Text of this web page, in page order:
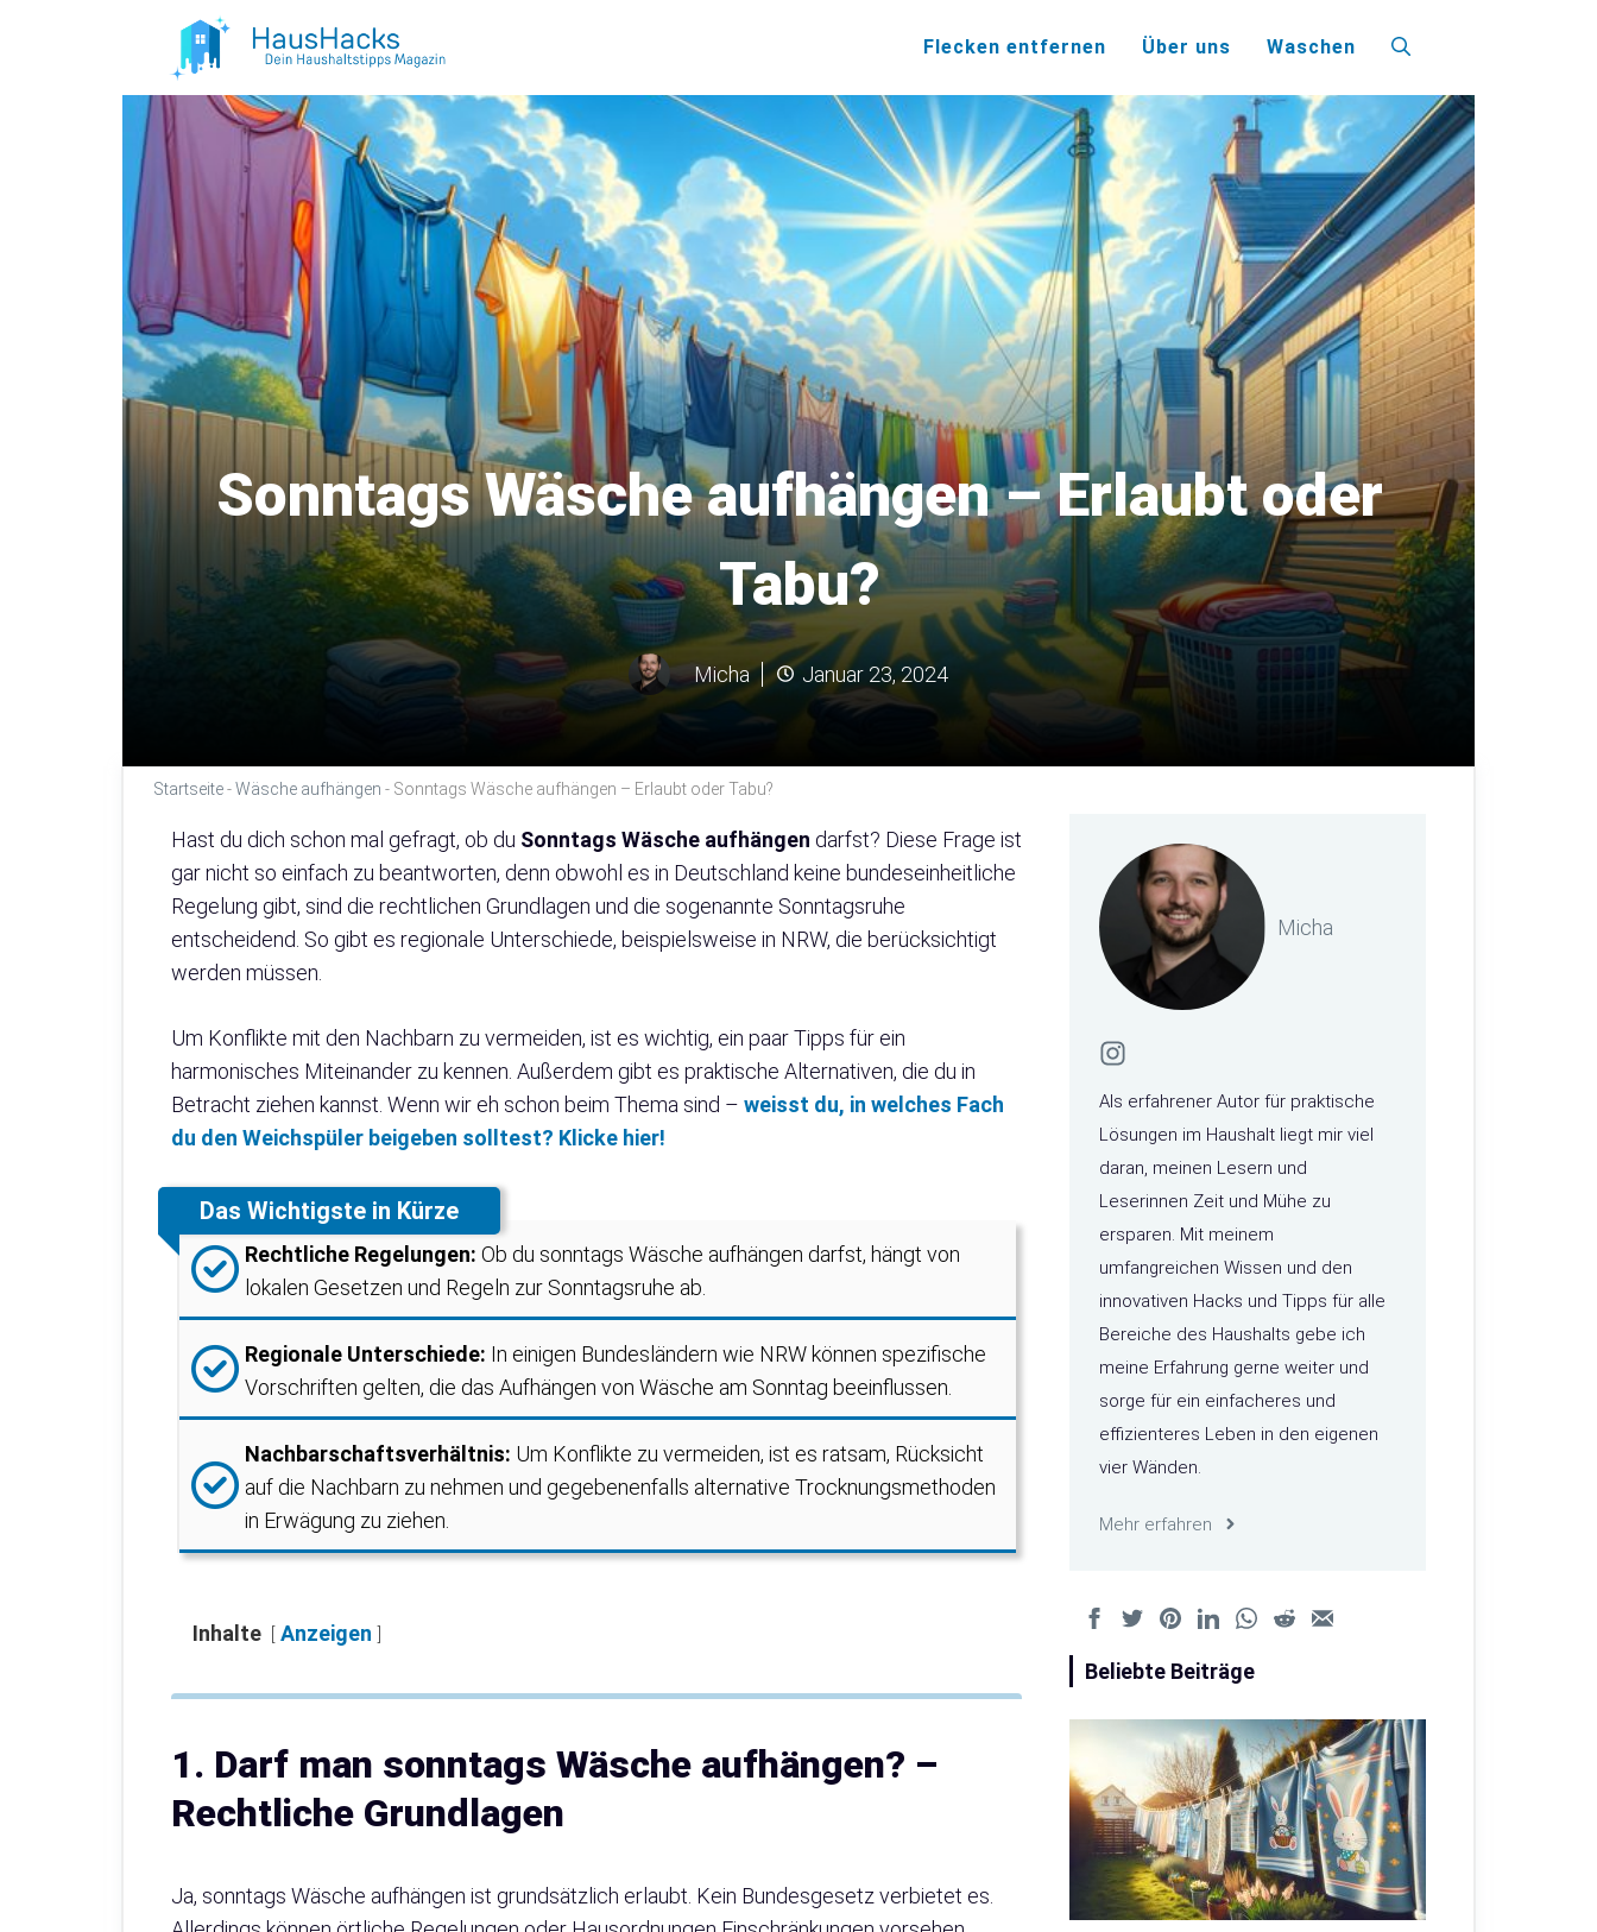
Flecken entfernen Über uns Waschen
Sonntags Wäsche aufhängen – Erlaubt oder
Tabu?
Micha Januar 23, 2024
Startseite-Wäsche aufhängen - Sonntags Wäsche aufhängen – Erlaubt oder Tabu?
Hast du dich schon mal gefragt, ob du Sonntags Wäsche aufhängen darfst? Diese Frage ist
gar nicht so einfach zu beantworten, denn obwohl es in Deutschland keine bundeseinheitliche
Regelung gibt, sind die rechtlichen Grundlagen und die sogenannte Sonntagsruhe
entscheidend. So gibt es regionale Unterschiede, beispielsweise in NRW, die berücksichtigt
werden müssen.
Um Konflikte mit den Nachbarn zu vermeiden, ist es wichtig, ein paar Tipps für ein
harmonisches Miteinander zu kennen. Außerdem gibt es praktische Alternativen, die du in
Betracht ziehen kannst. Wenn wir eh schon beim Thema sind – weisst du, in welches Fach
du den Weichspüler beigeben solltest? Klicke hier!
Das Wichtigste in Kürze
Rechtliche Regelungen: Ob du sonntags Wäsche aufhängen darfst, hängt von
lokalen Gesetzen und Regeln zur Sonntagsruhe ab.
Regionale Unterschiede: In einigen Bundesländern wie NRW können spezifische
Vorschriften gelten, die das Aufhängen von Wäsche am Sonntag beeinflussen.
Nachbarschaftsverhältnis: Um Konflikte zu vermeiden, ist es ratsam, Rücksicht
auf die Nachbarn zu nehmen und gegebenenfalls alternative Trocknungsmethoden
in Erwägung zu ziehen.
Inhalte Anzeigen
1. Darf man sonntags Wäsche aufhängen? –
Rechtliche Grundlagen
Ja, sonntags Wäsche aufhängen ist grundsätzlich erlaubt. Kein Bundesgesetz verbietet es.
Micha
Als erfahrener Autor für praktische
Lösungen im Haushalt liegt mir viel
daran, meinen Lesern und
Leserinnen Zeit und Mühe zu
ersparen. Mit meinem
umfangreichen Wissen und den
innovativen Hacks und Tipps für alle
Bereiche des Haushalts gebe ich
meine Erfahrung gerne weiter und
sorge für ein einfacheres und
effizienteres Leben in den eigenen
vier Wänden.
Mehr erfahren
Beliebte Beiträge